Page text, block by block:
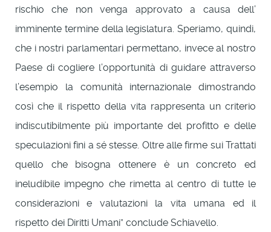
rischio che non venga approvato a causa dell’
imminente termine della legislatura. Speriamo, quindi,
che i nostri parlamentari permettano, invece al nostro
Paese di cogliere l’opportunità di guidare attraverso
l’esempio la comunità internazionale dimostrando
così che il rispetto della vita rappresenta un criterio
indiscutibilmente più importante del profitto e delle
speculazioni fini a sé stesse. Oltre alle firme sui Trattati
quello che bisogna ottenere è un concreto ed
ineludibile impegno che rimetta al centro di tutte le
considerazioni e valutazioni la vita umana ed il
rispetto dei Diritti Umani” conclude Schiavello.